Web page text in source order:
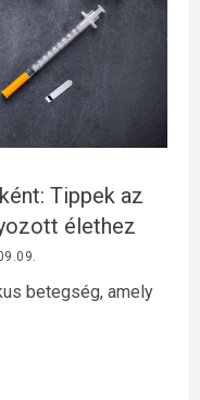
Tippek az
élethez
betegség, amely